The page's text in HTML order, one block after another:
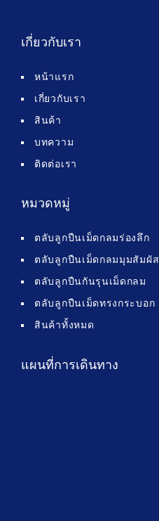
เกี่ยวกับเรา
หน้าแรก
เกี่ยวกับเรา
สินค้า
บทความ
ติดต่อเรา
หมวดหมู่
ตลับลูกปืนเม็ดกลมร่องลึก
ตลับลูกปืนเม็ดกลมมุมสัมผัส
ตลับลูกปืนกันรุนเม็ดกลม
ตลับลูกปืนเม็ดทรงกระบอก
สินค้าทั้งหมด
แผนที่การเดินทาง